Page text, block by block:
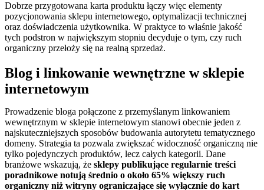
Dobrze przygotowana karta produktu łączy więc elementy
pozycjonowania sklepu internetowego, optymalizacji technicznej
oraz doświadczenia użytkownika. W praktyce to właśnie jakość
tych podstron w największym stopniu decyduje o tym, czy ruch
organiczny przełoży się na realną sprzedaż.
Blog i linkowanie wewnętrzne w sklepie
internetowym
Prowadzenie bloga połączone z przemyślanym linkowaniem
wewnętrznym w sklepie internetowym stanowi obecnie jeden z
najskuteczniejszych sposobów budowania autorytetu tematycznego
domeny. Strategia ta pozwala zwiększać widoczność organiczną nie
tylko pojedynczych produktów, lecz całych kategorii. Dane
branżowe wskazują, że sklepy publikujące regularnie treści
poradnikowe notują średnio o około 65% większy ruch
organiczny niż witryny ograniczające się wyłącznie do kart